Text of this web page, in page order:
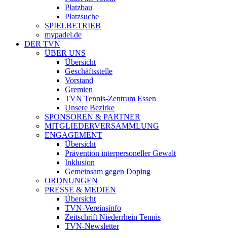
Platzbau
Platzsuche
SPIELBETRIEB
mypadel.de
DER TVN
ÜBER UNS
Übersicht
Geschäftsstelle
Vorstand
Gremien
TVN Tennis-Zentrum Essen
Unsere Bezirke
SPONSOREN & PARTNER
MITGLIEDERVERSAMMLUNG
ENGAGEMENT
Übersicht
Prävention interpersoneller Gewalt
Inklusion
Gemeinsam gegen Doping
ORDNUNGEN
PRESSE & MEDIEN
Übersicht
TVN-Vereinsinfo
Zeitschrift Niederrhein Tennis
TVN-Newsletter